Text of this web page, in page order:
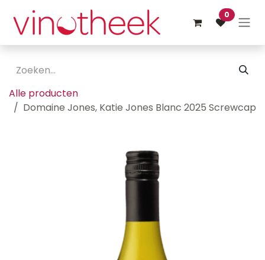
Overslaan naar inhoud
0
Alle producten
Domaine Jones, Katie Jones Blanc 2025 Screwcap